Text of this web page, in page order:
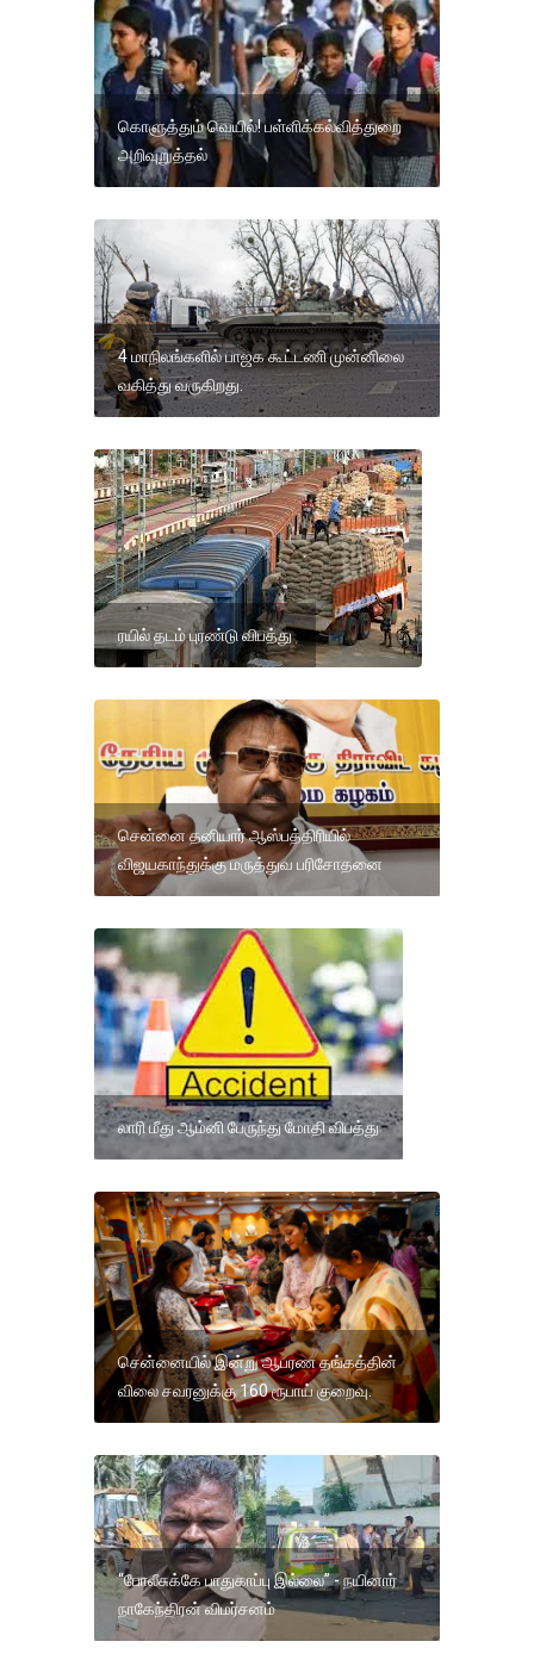
கொளுத்தும் வெயில்! பள்ளிக்கல்வித்துறை
அறிவுறுத்தல்
4 மாநிலங்களில் பாஜக கூட்டணி முன்னிலை
வகித்து வருகிறது.
ரயில் தடம் புரண்டு விபத்து
சென்னை தனியார் ஆஸ்பத்திரியில்
விஜயகாந்துக்கு மருத்துவ பரிசோதனை
லாரி மீது ஆம்னி பேருந்து மோதி விபத்து
சென்னையில் இன்று ஆபரண தங்கத்தின்
விலை சவரனுக்கு 160 ரூபாய் குறைவு.
“போலீசுக்கே பாதுகாப்பு இல்லை” - நயினார்
நாகேந்திரன் விமர்சனம்